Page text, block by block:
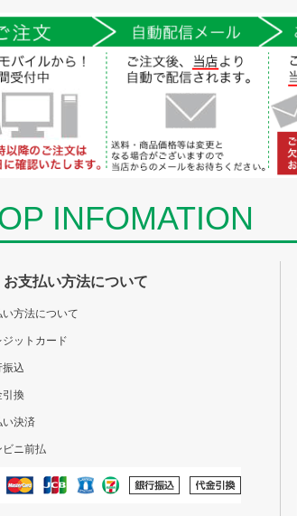
INFOMATION
お支払い方法について
い方法について
ジットカード
振込
引換
い決済
ビニ前払